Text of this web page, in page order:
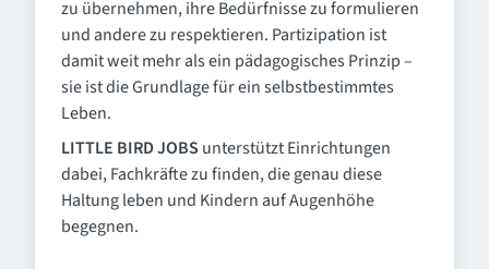
zu übernehmen, ihre Bedürfnisse zu formulieren
und andere zu respektieren. Partizipation ist
damit weit mehr als ein pädagogisches Prinzip –
sie ist die Grundlage für ein selbstbestimmtes
Leben.
LITTLE BIRD JOBS unterstützt Einrichtungen
dabei, Fachkräfte zu finden, die genau diese
Haltung leben und Kindern auf Augenhöhe
begegnen.